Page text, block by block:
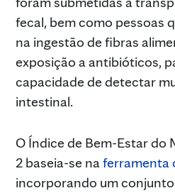
fecal, bem como pessoas
na ingestão de fibras
exposição a antibióticos,
capacidade de detectar
intestinal.
O Índice de Bem-Estar
2 baseia-se naferramenta
incorporando um